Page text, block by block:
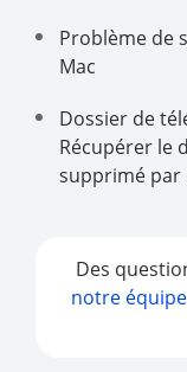
Problème de
Mac
Dossier de
Récupérer le
supprimé par
Des
notre